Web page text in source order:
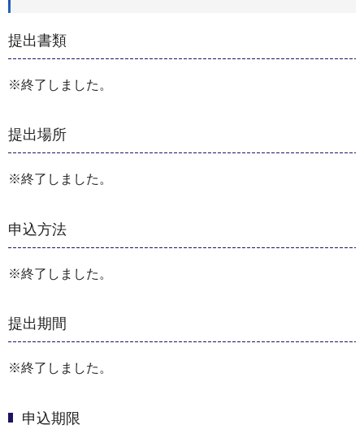
提出書類
※終了しました。
提出場所
※終了しました。
申込方法
※終了しました。
提出期間
※終了しました。
申込期限